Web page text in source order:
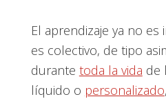
El aprendizaje ya no
es colectivo, de tipo
durante toda la vida de
líquido o personalizado,